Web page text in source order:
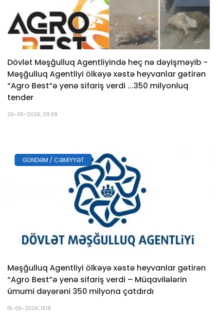
Dövlət Məşğulluq Agentliyində heç nə dəyişməyib -
Məşğulluq Agentliyi ölkəyə xəstə heyvanlar gətirən
“Agro Best”ə yenə sifariş verdi ...350 milyonluq
tender
26-05-2026, 09:09
GÜNDƏM / CƏMIYYƏT
Məşğulluq Agentliyi ölkəyə xəstə heyvanlar gətirən
“Agro Best”ə yenə sifariş verdi – Müqavilələrin
ümumi dəyərəni 350 milyona çatdırdı
15-05-2026, 13:16